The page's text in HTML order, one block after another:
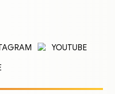
và mật khẩu đểYOUTUBE